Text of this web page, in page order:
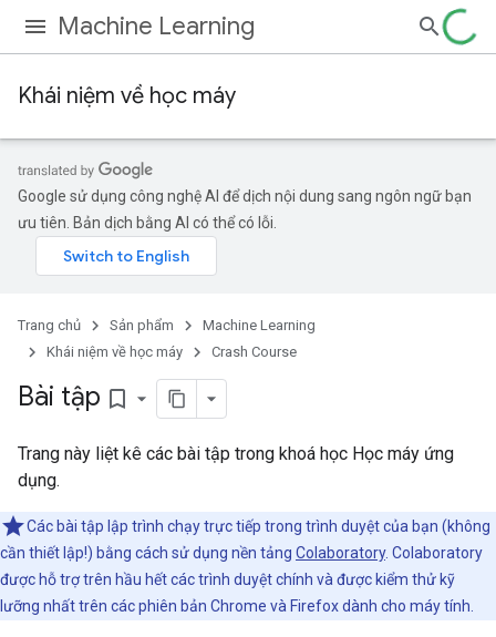
Machine Learning
Khái niệm về học máy
Google sử dụng công nghệ AI để dịch nội dung sang ngôn ngữ bạn
ưu tiên. Bản dịch bằng AI có thể có lỗi.
Trang chủ Sản phẩm
Machine Learning
Khái niệm về học máy
Crash Course
Bài tập bookmark_border
Trang này liệt kê các bài tập trong khoá học Học máy ứng
dụng.
Các bài tập lập trình chạy trực tiếp trong trình duyệt của bạn (không
cần thiết lập!) bằng cách sử dụng nền tảng Colaboratory. Colaboratory
được hỗ trợ trên hầu hết các trình duyệt chính và được kiểm thử kỹ
lưỡng nhất trên các phiên bản Chrome và Firefox dành cho máy tính.